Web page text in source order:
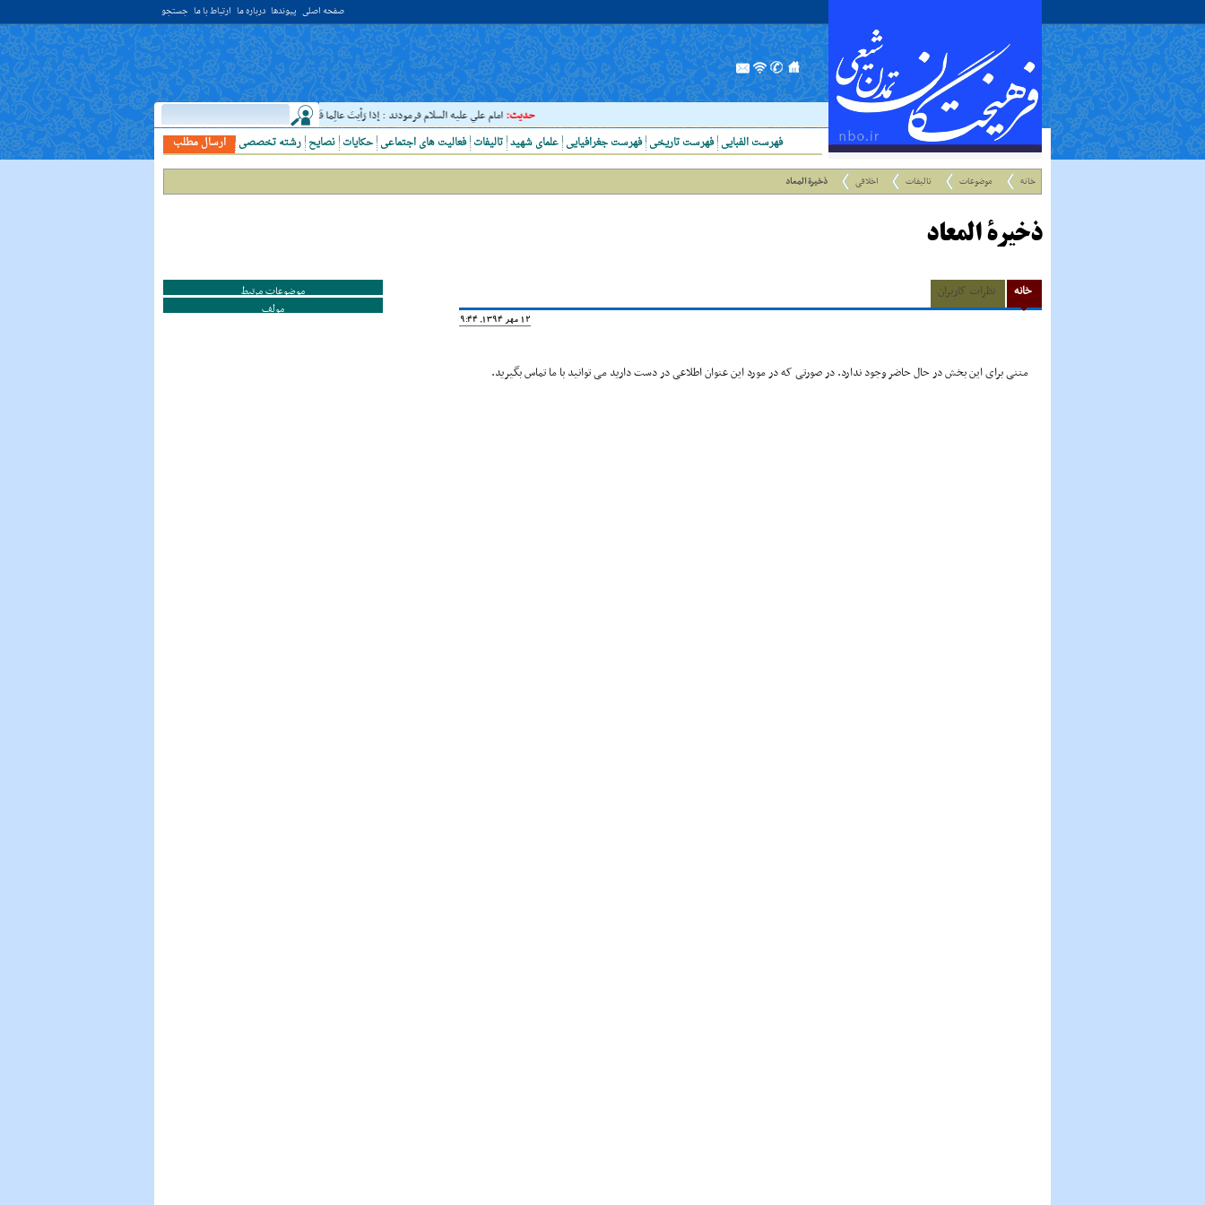
صفحه اصلی پیوندها درباره ما ارتباط با ما جستجو
حدیث:امام علي عليه السلام فرمودند : إذا رَأيتَ عالِما فَکُن لَهُ خادِما ؛ هرگاه دانشمندى ديدى، به او خدمت کن. ( غررالحکم ح ۴۰۴۴ )
ارسال مطلب
رشته تخصصی نصایح حکایات فعالیت های اجتماعی تالیفات علمای شهید فهرست جغرافیایی فهرست تاریخی فهرست الفبایی
خانه موضوعات تالیفات اخلاقی ذخیرة المعاد
ذخیرة المعاد
خانه نظرات کاربران
12 مهر 1394, 19:44
متنی برای این بخش در حال حاضر وجود ندارد. در صورتی که در مورد این عنوان اطلاعی در دست دارید می توانید با ما تماس بگیرید.
موضوعات مرتبط
مولف